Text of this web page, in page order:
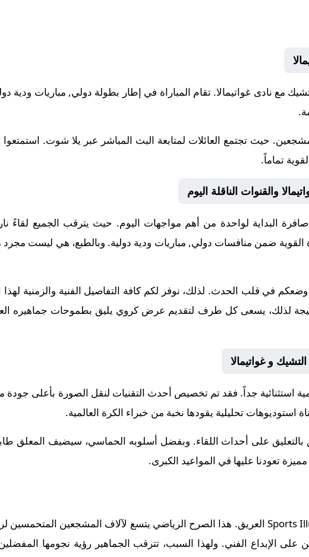
نادى جمهورية التشيك مع نادى غواتيمالا. تقام المباراة في إطار بطولة دولي, مباريات
حيث تجتمع العائلات لمتابعة البث المباشر عبر يلا شوت.
تماماً.
والقنوات الناقلة اليوم
البداية لواحدة من أهم مواجهات اليوم. حيث يترقب الجميع لقاءً
القوية ضمن منافسات دولي, مباريات ودية دولية. وبالطبع، هي ليست مجرد
في قلب الحدث. لذلك، نوفر لكم كافة التفاصيل الفنية والزمنية لهذا
ونتيجة لذلك، يسعى كل طرف لتقديم عرض كروي يليق بطموحات جماهيره
و غواتيمالا
استثنائية جداً. فقد تم تخصيص أحدث التقنيات لنقل الصورة بأعلى جودة
استوديوهات تحليلية يقودها نخبة من خبراء الكرة العالمية.
بالتعليق على أحداث اللقاء. وبفضل أسلوبه الحماسي، سيضيف المعلق
تعودنا عليها في المواعيد الكبرى.
Sports العريق. هذا الصرح الرياضي يتسع لآلاف المشجعين المتحمسين
على الإبداع الفني. ولهذا السبب، تترقب الجماهير رؤية نجومها